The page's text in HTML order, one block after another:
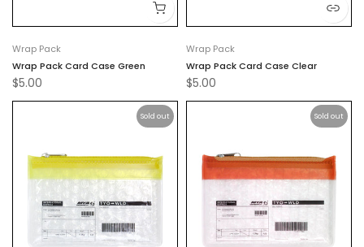
Wrap Pack
Wrap Pack Card Case Green
$5.00
Wrap Pack
Wrap Pack Card Case Clear
$5.00
Sold out Sold out